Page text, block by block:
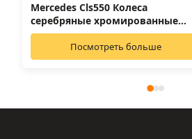
Mercedes Cls550 Колеса
серебряные хромированные
колеса
Посмотреть больше